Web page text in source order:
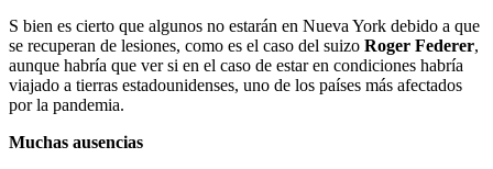
S bien es cierto que algunos no estarán en Nueva York debido a que
se recuperan de lesiones, como es el caso del suizo Roger Federer,
aunque habría que ver si en el caso de estar en condiciones habría
viajado a tierras estadounidenses, uno de los países más afectados
por la pandemia.
Muchas ausencias